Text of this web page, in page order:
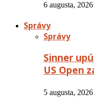
6 augusta, 2026
Správy
Správy
Sinner
US Open
5 augusta, 2026